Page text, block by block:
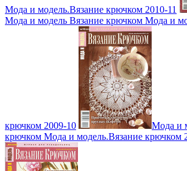
Мода и модель.Вязание крючком 2010-11
Мода и модель Вязание крючком Мода и
крючком 2009-10
Мода и
крючком Мода и модель.Вязание крючком